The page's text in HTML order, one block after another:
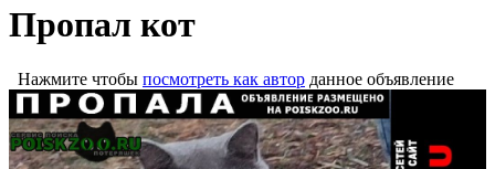
Пропал кот
Нажмите чтобы посмотреть как автор данное объявление